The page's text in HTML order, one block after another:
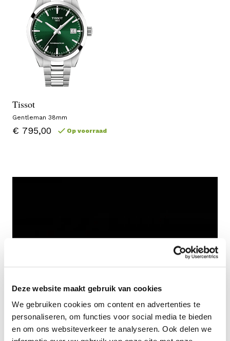
Deze website maakt gebruik van cookies
We gebruiken cookies om content en advertenties te
personaliseren, om functies voor social media te bieden
en om ons websiteverkeer te analyseren. Ook delen we
Tissot
Gentleman 38mm
€ 795,00 Op voorraad